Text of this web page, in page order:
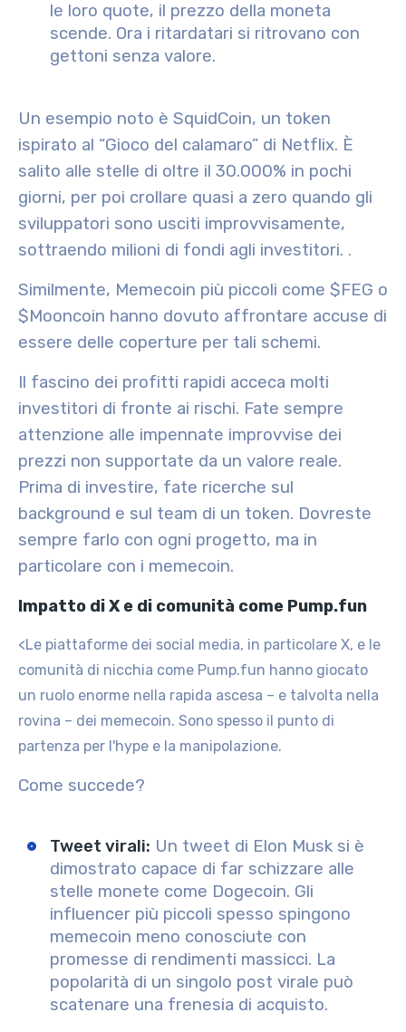
le loro quote, il prezzo della moneta
scende. Ora i ritardatari si ritrovano con
gettoni senza valore.
Un esempio noto è SquidCoin, un token
ispirato al “Gioco del calamaro” di Netflix. È
salito alle stelle di oltre il 30.000% in pochi
giorni, per poi crollare quasi a zero quando gli
sviluppatori sono usciti improvvisamente,
sottraendo milioni di fondi agli investitori. .
Similmente, Memecoin più piccoli come $FEG o
$Mooncoin hanno dovuto affrontare accuse di
essere delle coperture per tali schemi.
Il fascino dei profitti rapidi acceca molti
investitori di fronte ai rischi. Fate sempre
attenzione alle impennate improvvise dei
prezzi non supportate da un valore reale.
Prima di investire, fate ricerche sul
background e sul team di un token. Dovreste
sempre farlo con ogni progetto, ma in
particolare con i memecoin.
Impatto di X e di comunità come Pump.fun
<Le piattaforme dei social media, in particolare X, e le
comunità di nicchia come Pump.fun hanno giocato
un ruolo enorme nella rapida ascesa – e talvolta nella
rovina – dei memecoin. Sono spesso il punto di
partenza per l'hype e la manipolazione.
Come succede?
Tweet virali: Un tweet di Elon Musk si è
dimostrato capace di far schizzare alle
stelle monete come Dogecoin. Gli
influencer più piccoli spesso spingono
memecoin meno conosciute con
promesse di rendimenti massicci. La
popolarità di un singolo post virale può
scatenare una frenesia di acquisto.